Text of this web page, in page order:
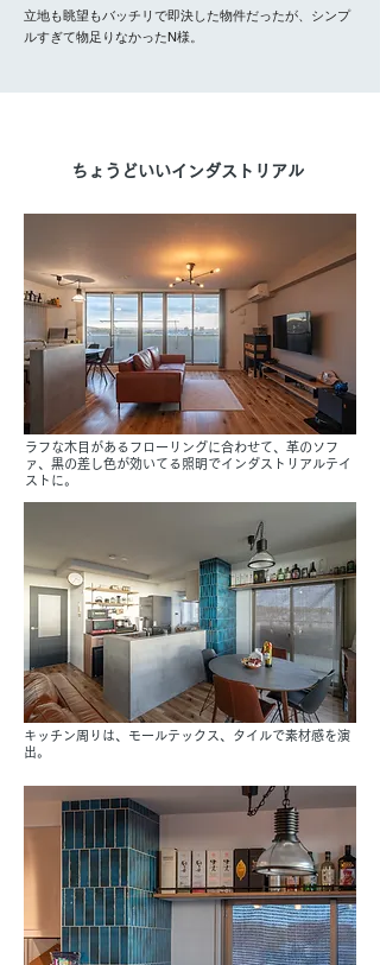
立地も眺望もバッチリで即決した物件だったが、シンプ
ルすぎて物足りなかったN様。
ちょうどいいインダストリアル
ラフな木目があるフローリングに合わせて、革のソフ
ァ、黒の差し色が効いてる照明でインダストリアルテイ
ストに。
キッチン周りは、モールテックス、タイルで素材感を演
出。